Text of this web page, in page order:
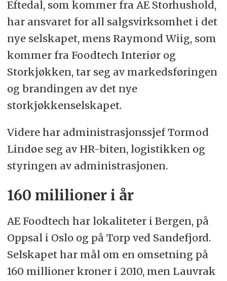
Eftedal, som kommer fra AE Storhushold,
har ansvaret for all salgsvirksomhet i det
nye selskapet, mens Raymond Wiig, som
kommer fra Foodtech Interiør og
Storkjøkken, tar seg av markedsføringen
og brandingen av det nye
storkjøkkenselskapet.
Videre har administrasjonssjef Tormod
Lindøe seg av HR-biten, logistikken og
styringen av administrasjonen.
160 mililioner i år
AE Foodtech har lokaliteter i Bergen, på
Oppsal i Oslo og på Torp ved Sandefjord.
Selskapet har mål om en omsetning på
160 millioner kroner i 2010, men Lauvrak